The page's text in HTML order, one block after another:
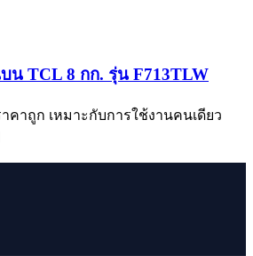
น TCL 8 กก. รุ่น F713TLW
คาถูก เหมาะกับการใช้งานคนเดียว